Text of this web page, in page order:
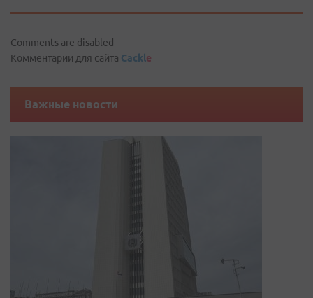
Comments are disabled
Комментарии для сайта Cackle
Важные новости